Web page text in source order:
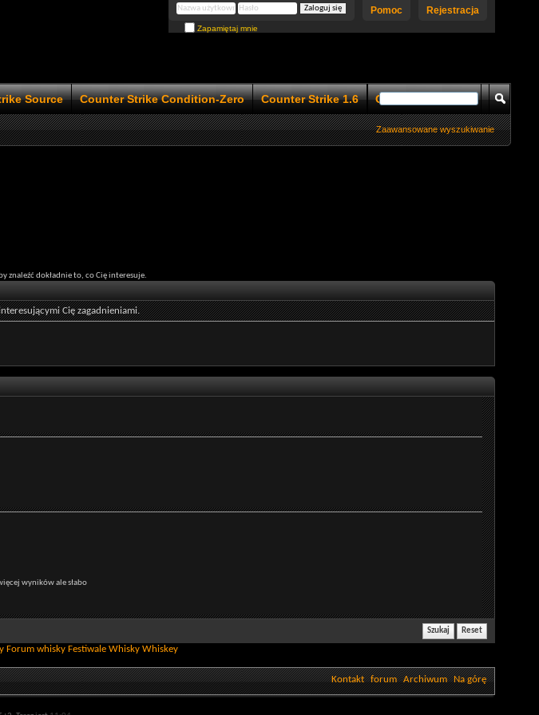
Rejestracja
Pomoc
Zapamiętaj mnie
Source Counter Strike Condition-Zero Counter Strike 1.6 Counter Strike 1.5
Zaawansowane wyszukiwanie
znaleźć dokładnie to, co Cię interesuje.
Cię zagadnieniami.
wyników ale słabo
Forum whisky Festiwale Whisky Whiskey
Kontakt forum Archiwum Na górę